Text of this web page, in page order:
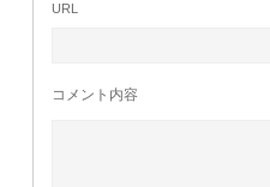
URL
コメント内容